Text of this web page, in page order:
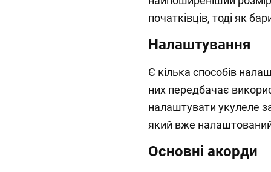
початківців, тоді як
Налаштування
Є кілька способів
них передбачає
налаштувати укулеле
який вже
Основні акорди